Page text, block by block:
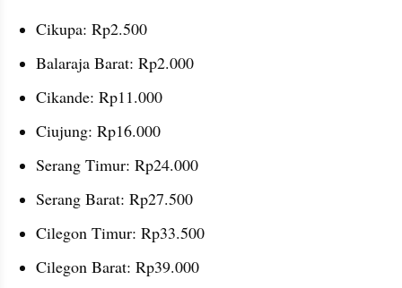
Cikupa: Rp2.500
Balaraja Barat: Rp2.000
Cikande: Rp11.000
Ciujung: Rp16.000
Serang Timur: Rp24.000
Serang Barat: Rp27.500
Cilegon Timur: Rp33.500
Cilegon Barat: Rp39.000